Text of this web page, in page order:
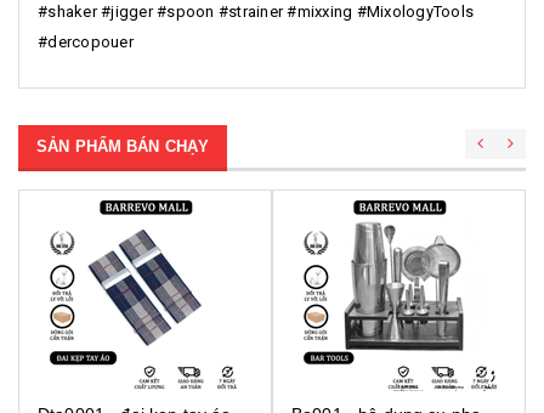
#shaker #jigger #spoon #strainer #mixxing #MixologyTools
#dercopouer
SẢN PHẨM BÁN CHẠY